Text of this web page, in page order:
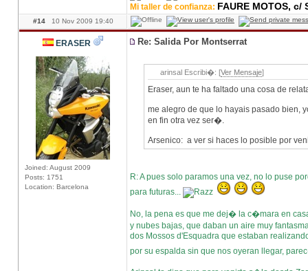
Mi taller de confianza: FAURE MOTOS,
#14 10 Nov 2009 19:40
ERASER
Joined: August 2009
Posts: 1751
Location: Barcelona
Re: Salida Por Montserrat
arinsal Escribi�: [Ver Mensaje]
Eraser, aun te ha faltado una cosa de
me alegro de que lo hayais pasado bien,
en fin otra vez ser�.
Arsenico: a ver si haces lo posible por
R: A pues solo paramos una vez, no lo puse
para futuras...
No, la pena es que me dej� la c�mara en
y nubes bajas, que daban un aire muy
dos Mossos d'Esquadra que estaban
por su espalda sin que nos oyeran llegar,